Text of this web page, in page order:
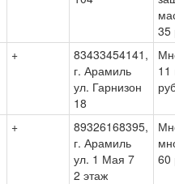
35
+
83433454141,
г. Арамиль
ул. Гарнизон
18
11
+
89326168395,
г. Арамиль
ул. 1 Мая 7
2 этаж
60